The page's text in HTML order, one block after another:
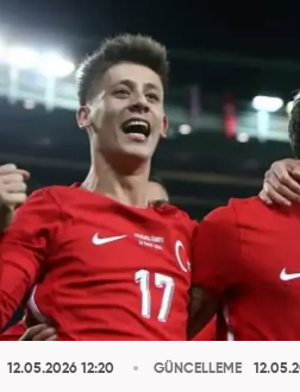
12.05.2026 12:20 GÜNCELLEME